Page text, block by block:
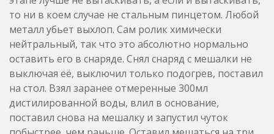
то ни в коем случае не стальным пинцетом. Любой
металл убьет выхлоп. Сам ролик химически
нейтральный, так что это абсолютно нормально
оставить его в снаряде. Снял снаряд с мешалки не
выключая её, выключил только подогрев, поставил
на стол. Взял заранее отмеренные 300мл
дистилированной воды, влил в основание,
поставил снова на мешалку и запустил чуток